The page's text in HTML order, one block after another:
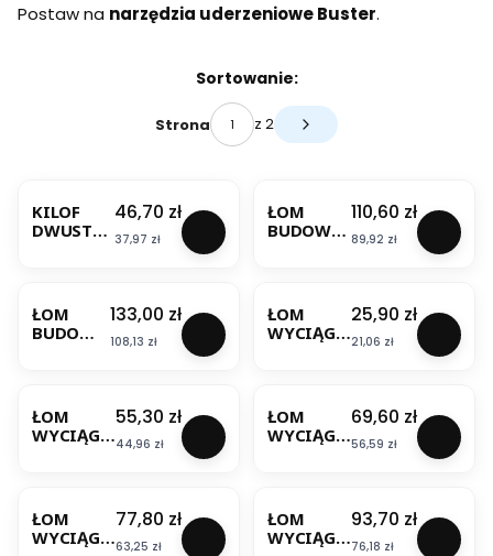
Postaw na narzędzia uderzeniowe Buster.
Sortowanie:
Strona z 2 Następne produkty
KILOF
DWUSTR
KOELNER
Cena
46,70 zł
Cena
37,97 zł
ŁOM
BUDOWLA
NY
MODECO
Cena
110,60 zł
Cena
89,92 zł
ŁOM
BUDOWL
NY
MODECO
Cena
133,00 zł
Cena
108,13 zł
ŁOM
WYCIĄGA
Cena
25,90 zł
Cena
21,06 zł
ŁOM
WYCIĄGA
Cena
55,30 zł
Cena
44,96 zł
ŁOM
WYCIĄGA
Cena
69,60 zł
Cena
56,59 zł
ŁOM
WYCIĄGA
Cena
77,80 zł
Cena
63,25 zł
ŁOM
WYCIĄGA
Cena
93,70 zł
Cena
76,18 zł